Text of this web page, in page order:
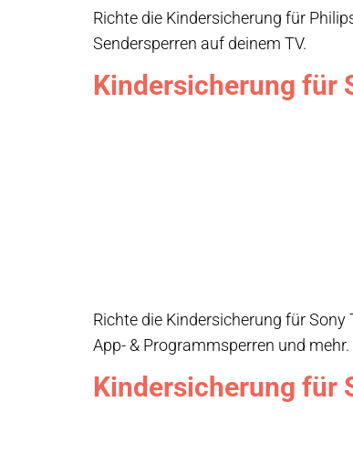
Richte die Kindersicherung für
Sendersperren auf deinem TV.
Kindersicherung für
Richte die Kindersicherung für
App- & Programmsperren und mehr.
Kindersicherung für